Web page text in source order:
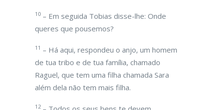
10 – Em seguida Tobias disse-lhe: Onde
queres que pousemos?
11 – Há aqui, respondeu o anjo, um homem
de tua tribo e de tua família, chamado
Raguel, que tem uma filha chamada Sara
além dela não tem mais filha.
12